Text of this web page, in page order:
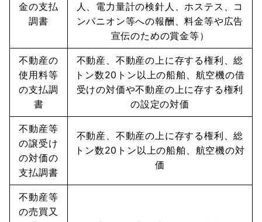
金の支払
調書
人、電力量計の検針人、ホステス、コ
ンパニオン等への報酬、料金等や広告
宣伝のための賞金等）
不動産の
使用料等
の支払調
書
不動産、不動産の上に存する権利、総
トン数20トン以上の船舶、航空機の借
受けの対価や不動産の上に存する権利
の設定の対価
不動産等
の譲受け
の対価の
支払調書
不動産、不動産の上に存する権利、総
トン数20トン以上の船舶、航空機の対
価
不動産等
の売買又